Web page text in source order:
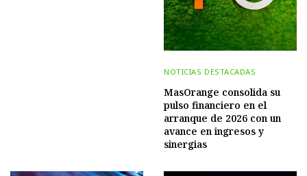
NOTICIAS DESTACADAS
MasOrange consolida su
pulso financiero en el
arranque de 2026 con un
avance en ingresos y
sinergias